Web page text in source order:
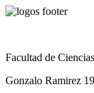
Facultad de
Gonzalo Ramirez